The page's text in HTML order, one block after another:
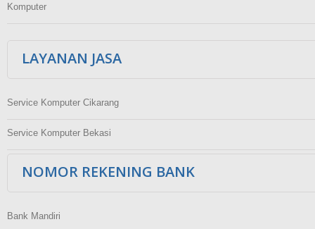
Komputer
LAYANAN JASA
Service Komputer Cikarang
Service Komputer Bekasi
NOMOR REKENING BANK
Bank Mandiri